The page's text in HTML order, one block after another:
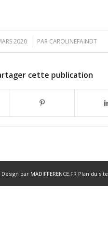
2020
/ PAR CAROLINEFAINDT
cette publication
Design par MADIFFERENCE.FR Plan du site